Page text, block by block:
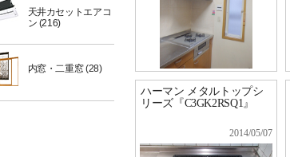
ハーマン メタルトップシ
リーズ『C3GK2RSQ1』
2014/05/07
天井カセットエアコ
ン (216)
内窓・二重窓(28)